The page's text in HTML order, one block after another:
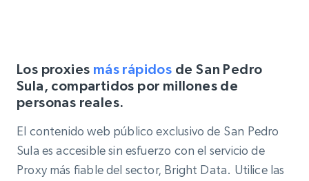
Los proxies más rápidos de San Pedro
Sula, compartidos por millones de
personas reales.
El contenido web público exclusivo de San Pedro
Sula es accesible sin esfuerzo con el servicio de
Proxy más fiable del sector, Bright Data. Utilice las